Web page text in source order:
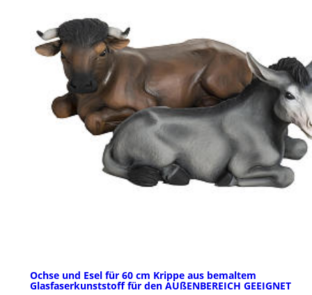
Ochse und Esel für 60 cm Krippe aus bemaltem
Glasfaserkunststoff für den AUßENBEREICH GEEIGNET